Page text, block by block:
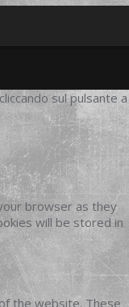
sul pulsante a
browser as they
will be stored in
the website. These